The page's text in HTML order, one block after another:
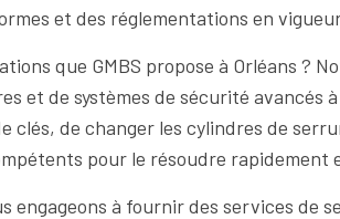
et des réglementations en
que GMBS propose à Orléans ?
et de systèmes de sécurité avancés
clés, de changer les cylindres de
pour le résoudre rapidement
engageons à fournir des services